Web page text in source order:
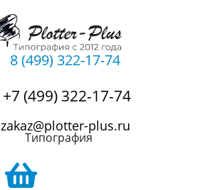
8 (499) 322-17-74
+7 (499) 322-17-74
zakaz@plotter-plus.ru
Типография